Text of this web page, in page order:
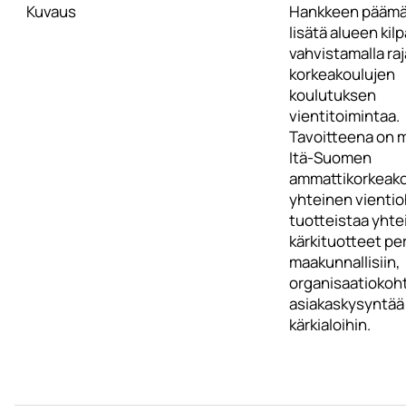
Kuvaus
Hankkeen
lisätä alueen
vahvistamalla
korkeakoulujen
koulutuksen
vientitoimintaa.
Tavoitteena on
Itä-Suomen
yhteinen
tuotteistaa
kärkituotteet
maakunnallisiin,
kärkialoihin.